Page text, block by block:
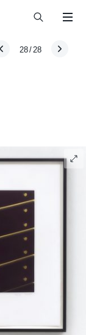
28/ 28